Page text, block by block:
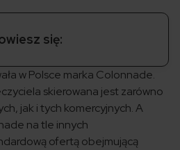
się:
w Polsce marka Colonnade.
skierowana jest zarówno
jak i tych komercyjnych. A
na tle innych
ofertą obejmującą